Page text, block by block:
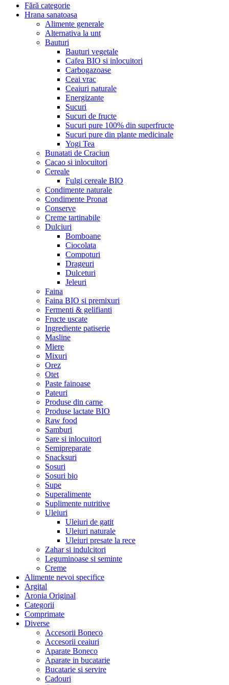
Fără categorie
Hrana sanatoasa
Alimente generale
Alternativa la unt
Bauturi
Bauturi vegetale
Cafea BIO si inlocuitori
Carbogazoase
Ceai vrac
Ceaiuri naturale
Energizante
Sucuri
Sucuri de fructe
Sucuri pure 100% din superfructe
Sucuri pure din plante medicinale
Yogi Tea
Bunatati de Craciun
Cacao si inlocuitori
Cereale
Fulgi cereale BIO
Condimente naturale
Condimente Pronat
Conserve
Creme tartinabile
Dulciuri
Bomboane
Ciocolata
Compoturi
Drageuri
Dulceturi
Jeleuri
Faina
Faina BIO si premixuri
Fermenti & gelifianti
Fructe uscate
Ingrediente patiserie
Masline
Miere
Mixuri
Orez
Otet
Paste fainoase
Pateuri
Produse din carne
Produse lactate BIO
Raw food
Samburi
Sare si inlocuitori
Semipreparate
Snacksuri
Sosuri
Sosuri bio
Supe
Superalimente
Suplimente nutritive
Uleiuri
Uleiuri de gatit
Uleiuri naturale
Uleiuri presate la rece
Zahar si indulcitori
Leguminoase si seminte
Creme
Alimente nevoi specifice
Argital
Aronia Original
Categorii
Comprimate
Diverse
Accesorii Boneco
Accesorii ceaiuri
Aparate Boneco
Aparate in bucatarie
Bucatarie si servire
Cadouri